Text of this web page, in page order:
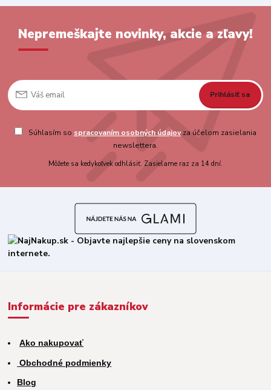
Nepremeškajte novinky, akcie a zľavy!
Prihlásiť sa
Súhlasím so spracovaním osobných údajovza účelom zasielania
newslettera.
Môžete sa kedykoľvek odhlásiť. Zasielame raz za 14 dní.
Informácie pre zákazníkov
Ako nakupovať
Obchodné podmienky
Blog